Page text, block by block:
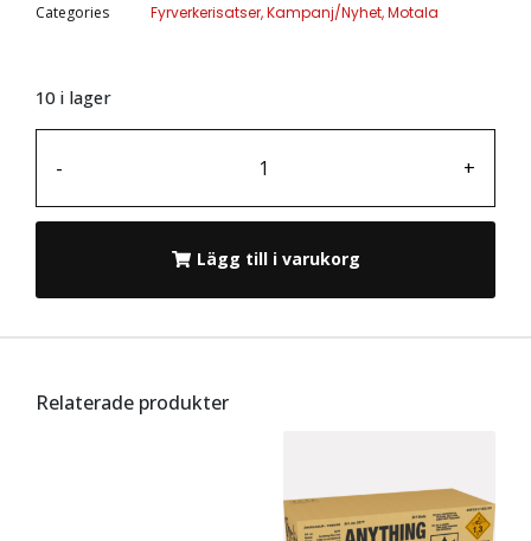
Categories
Fyrverkerisatser,Kampanj/Nyhet,Motala
10 i lager
- +
Lägg till i varukorg
Relaterade produkter